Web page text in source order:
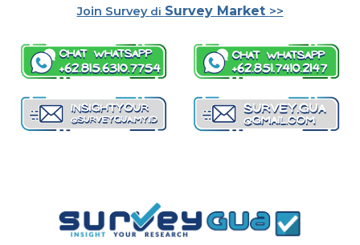
Join Survey di Survey Market >>